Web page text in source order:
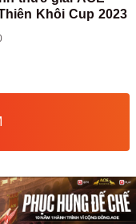
Khôi Cup 2023